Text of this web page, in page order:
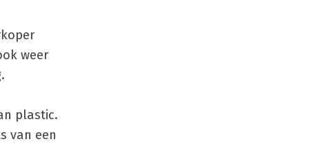
weer
plastic.
van een